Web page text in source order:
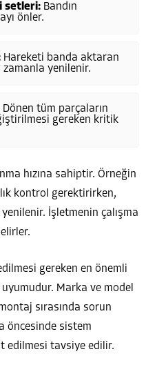
setleri: Bandın
önler.
Hareketi banda aktaran
zamanla yenilenir.
Dönen tüm parçaların
gereken kritik
hızına sahiptir. Örneğin
kontrol gerektirirken,
İşletmenin çalışma
gereken en önemli
Marka ve model
sırasında sorun
öncesinde sistem
edilmesi tavsiye edilir.